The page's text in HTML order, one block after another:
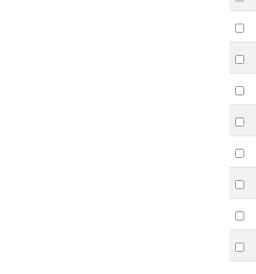
an
item
an
item
an
item
an
item
an
item
an
item
an
item
an
item
an